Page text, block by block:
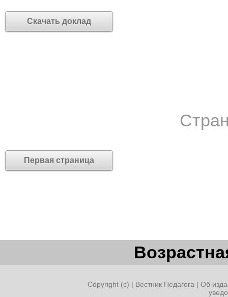
Скачать доклад
Первая страница
Copyright (c) | Вестник Педагога | Об